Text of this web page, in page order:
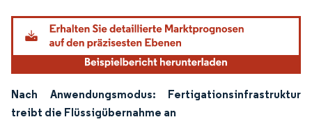
Nach Anwendungsmodus: Fertigationsinfrastruktur
treibt die Flüssigübernahme an